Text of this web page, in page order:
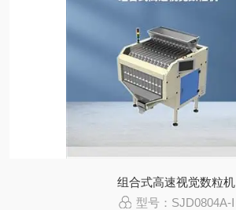
组合式高速视觉数粒机
型号：SJD0804A-Ⅰ